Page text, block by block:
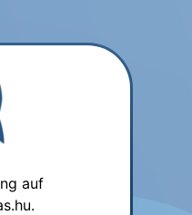
auf